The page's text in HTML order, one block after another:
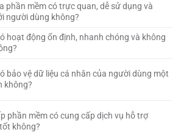
phần mềm có trực quan, dễ sử dụng và
người dùng không?
hoạt động ổn định, nhanh chóng và không
bảo vệ dữ liệu cá nhân của người dùng một
không?
phần mềm có cung cấp dịch vụ hỗ trợ
không?